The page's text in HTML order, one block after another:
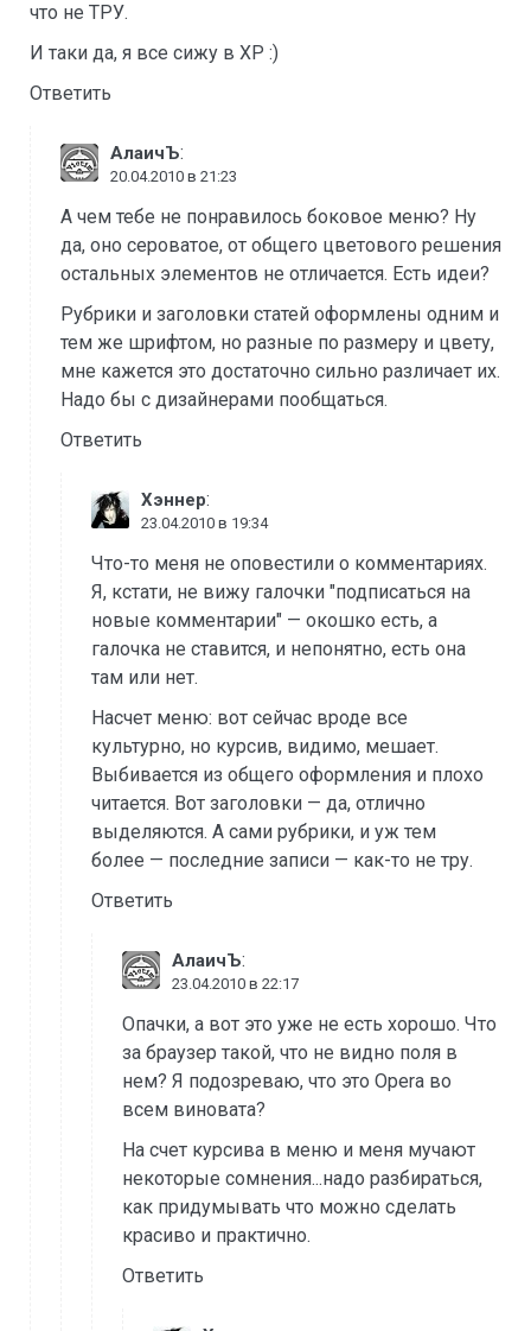
что не ТРУ.
И таки да, я все сижу в XP :)
Ответить
АлаичЪ:
20.04.2010 в 21:23
А чем тебе не понравилось боковое меню? Ну
да, оно сероватое, от общего цветового решения
остальных элементов не отличается. Есть идеи?
Рубрики и заголовки статей оформлены одним и
тем же шрифтом, но разные по размеру и цвету,
мне кажется это достаточно сильно различает их.
Надо бы с дизайнерами пообщаться.
Ответить
Хэннер:
23.04.2010 в 19:34
Что-то меня не оповестили о комментариях.
Я, кстати, не вижу галочки "подписаться на
новые комментарии" — окошко есть, а
галочка не ставится, и непонятно, есть она
там или нет.
Насчет меню: вот сейчас вроде все
культурно, но курсив, видимо, мешает.
Выбивается из общего оформления и плохо
читается. Вот заголовки — да, отлично
выделяются. А сами рубрики, и уж тем
более — последние записи — как-то не тру.
Ответить
АлаичЪ:
23.04.2010 в 22:17
Опачки, а вот это уже не есть хорошо. Что
за браузер такой, что не видно поля в
нем? Я подозреваю, что это Opera во
всем виновата?
На счет курсива в меню и меня мучают
некоторые сомнения...надо разбираться,
как придумывать что можно сделать
красиво и практично.
Ответить